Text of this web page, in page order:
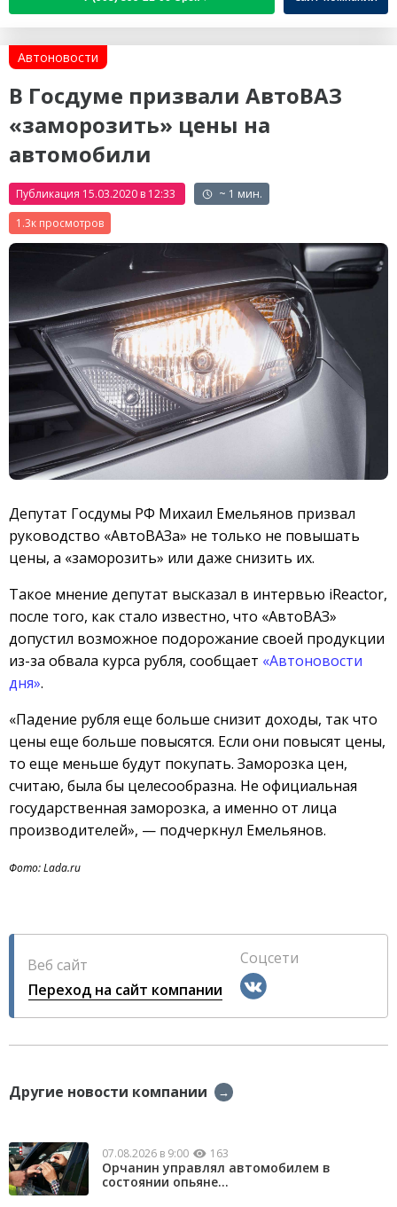
Автоновости
В Госдуме призвали АвтоВАЗ
«заморозить» цены на
автомобили
Публикация 15.03.2020 в 12:33
~ 1 мин.
1.3к
Депутат Госдумы РФ Михаил Емельянов призвал
руководство «АвтоВАЗа» не только не повышать
цены, а «заморозить» или даже снизить их.
Такое мнение депутат высказал в интервью iReactor,
после того, как стало известно, что «АвтоВАЗ»
допустил возможное подорожание своей продукции
из-за обвала курса рубля, сообщает «Автоновости
дня».
«Падение рубля еще больше снизит доходы, так что
цены еще больше повысятся. Если они повысят цены,
то еще меньше будут покупать. Заморозка цен,
считаю, была бы целесообразна. Не официальная
государственная заморозка, а именно от лица
производителей», — подчеркнул Емельянов.
Фото: Lada.ru
Веб сайт
Переход на сайт компании
Соцсети
Другие новости компании →
07.08.2026 в 9:00 163
Орчанин управлял автомобилем в
состоянии опьяне...